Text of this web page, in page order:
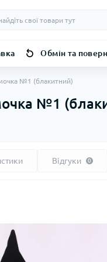
Обмін та
№1 (блакитний)
№1
Відгуки 0